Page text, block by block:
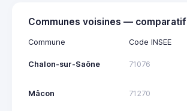
Communes voisines — comparatif
Commune Code INSEE
Chalon-sur-Saône 71076
Mâcon 71270